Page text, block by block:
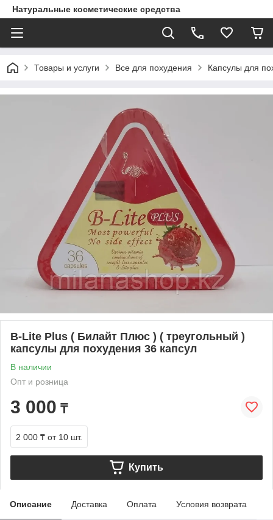
Натуральные косметические средства
Товары и услуги Все для похудения Капсулы для
B-Lite Plus ( Билайт Плюс ) ( треугольный )
капсулы для похудения 36 капсул
В наличии
Опт и розница
3 000 ₸
2 000 ₸ от 10 шт.
Купить
Описание Доставка Оплата Условия возврата